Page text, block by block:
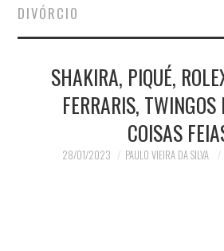
AUTORES
CONTACTO
POLÍTICA DE
PRIVACIDADE
DIVÓRCIO
SHAKIRA, PIQUÉ,
FERRARIS, TWINGOS
COISAS
28/01/2023 PAULO VIEIRA DA SILVA